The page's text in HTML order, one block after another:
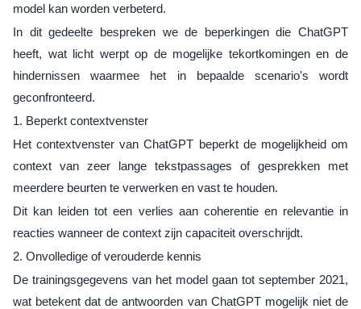
model kan worden verbeterd.
In dit gedeelte bespreken we de beperkingen die ChatGPT
heeft, wat licht werpt op de mogelijke tekortkomingen en de
hindernissen waarmee het in bepaalde scenario's wordt
geconfronteerd.
1. Beperkt contextvenster
Het contextvenster van ChatGPT beperkt de mogelijkheid om
context van zeer lange tekstpassages of gesprekken met
meerdere beurten te verwerken en vast te houden.
Dit kan leiden tot een verlies aan coherentie en relevantie in
reacties wanneer de context zijn capaciteit overschrijdt.
2. Onvolledige of verouderde kennis
De trainingsgegevens van het model gaan tot september 2021,
wat betekent dat de antwoorden van ChatGPT mogelijk niet de